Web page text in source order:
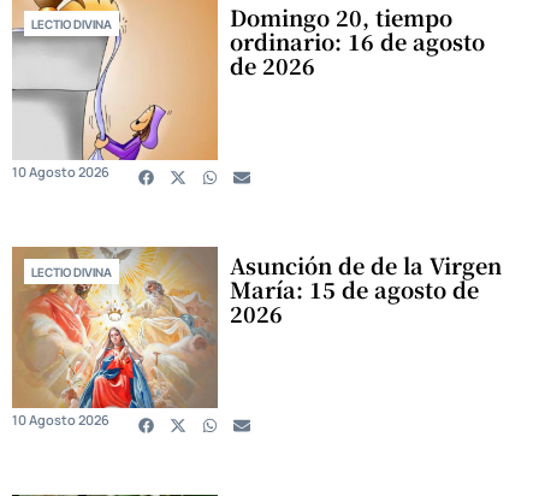
LECTIO DIVINA Domingo 20, tiempo
ordinario: 16 de agosto
de 2026
10 Agosto 2026
LECTIO DIVINA Asunción de de la Virgen
María: 15 de agosto de
2026
10 Agosto 2026